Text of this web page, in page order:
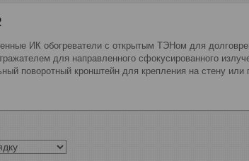
ИК обогреватели с открытым ТЭНом для
для направленного сфокусированного
поворотный кронштейн для крепления на стену или